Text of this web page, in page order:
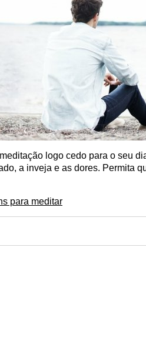
logo cedo para o seu
a inveja e as dores. Permita
para meditar